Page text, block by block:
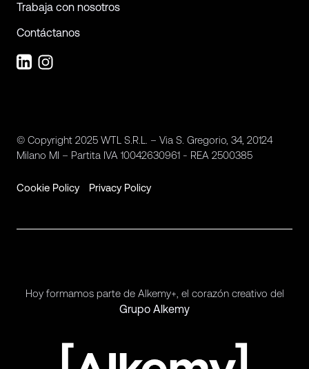
Trabaja con nosotros
Contáctanos
© Copyright 2025 WTL S.R.L. – Via S. Gregorio, 34, 20124
Milano MI – Partita IVA 10042630961 - REA 2500385
Cookie Policy Privacy Policy
Hoy formamos parte de Alkemy+, el corazón creativo del
Grupo Alkemy